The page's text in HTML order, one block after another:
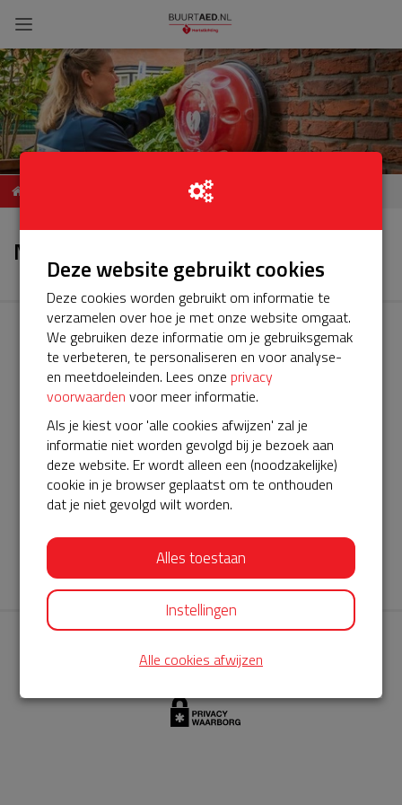
Nieuws
AED360-ProCardio
ServiceBuurtAED wordt aangeboden door de Hartstichting en
AED360-ProCardio. Net als bij BuurtAED is AED360-ProCardio
de leverancier van het servicepakket en ontzorgen zij jou de
komende jaren. AED360-ProCardio is gespecialiseerd in de
levering en het onderhoud van Philips AED’s.
Deze website gebruikt cookies
Deze cookies worden gebruikt om informatie te
verzamelen over hoe je met onze website omgaat.
We gebruiken deze informatie om je gebruiksgemak
te verbeteren, te personaliseren en voor analyse-
en meetdoeleinden. Lees onze privacy
voorwaarden voor meer informatie.
Als je kiest voor 'alle cookies afwijzen' zal je
informatie niet worden gevolgd bij je bezoek aan
deze website. Er wordt alleen een (noodzakelijke)
cookie in je browser geplaatst om te onthouden
dat je niet gevolgd wilt worden.
Alles toestaan
Instellingen
Alle cookies afwijzen